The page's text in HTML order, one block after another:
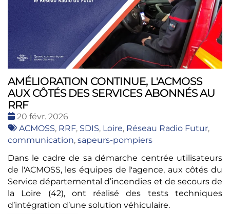
AMÉLIORATION CONTINUE, L'ACMOSS
AUX CÔTÉS DES SERVICES ABONNÉS AU
RRF
Date
:
20 févr. 2026
Tags
:
ACMOSS, RRF, SDIS, Loire, Réseau Radio Futur,
communication, sapeurs-pompiers
Dans le cadre de sa démarche centrée utilisateurs
de l'ACMOSS, les équipes de l'agence, aux côtés du
Service départemental d’incendies et de secours de
la Loire (42), ont réalisé des tests techniques
d’intégration d’une solution véhiculaire.